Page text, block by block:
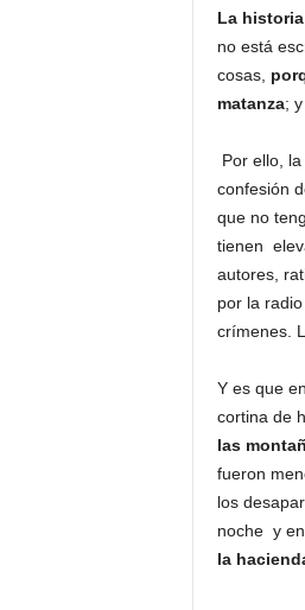
La
no está
cosas,
matanza;
Por ello,
confesión
que no
tienen
autores,
por la
crímenes.
Y es que
cortina de
las
fueron
los
noche y
la